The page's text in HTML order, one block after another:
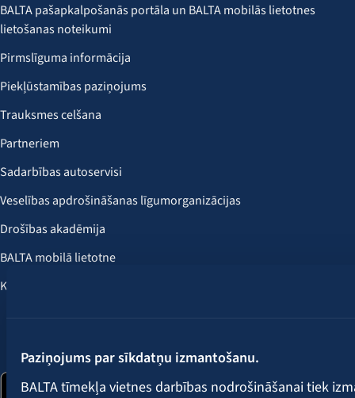
Paziņojums par sīkdatņu izmantošanu.
BALTA tīmekļa vietnes darbības nodrošināšanai tiek
BALTA pašapkalpošanās portāla un BALTA mobilās lietotnes
lietošanas noteikumi
Pirmslīguma informācija
Piekļūstamības paziņojums
Trauksmes celšana
Partneriem
Sadarbības autoservisi
Veselības apdrošināšanas līgumorganizācijas
Drošības akadēmija
BALTA mobilā lietotne
Klientu labumi